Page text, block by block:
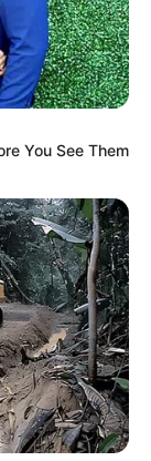
You See Them